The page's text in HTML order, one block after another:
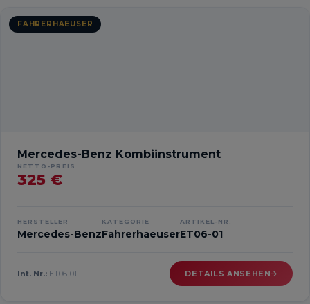
FAHRERHAEUSER
Mercedes-Benz Kombiinstrument
NETTO-PREIS
325 €
HERSTELLER
Mercedes-Benz
KATEGORIE
Fahrerhaeuser
ARTIKEL-NR.
ET06-01
Int. Nr.: ET06-01 DETAILS ANSEHEN